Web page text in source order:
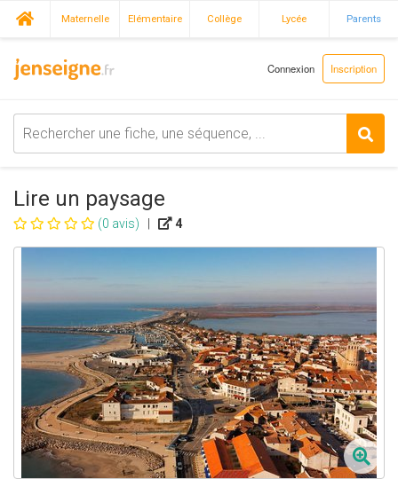
Maternelle Elémentaire Collège Lycée Parents
Connexion Inscription
Lire un paysage
(0 avis) 4